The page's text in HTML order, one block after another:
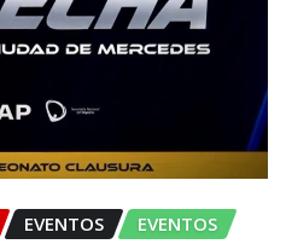
EVENTOS
EVENTOS